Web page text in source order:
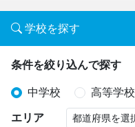
学校を探す
条件を絞り込んで探す
中学校 高等学校
エリア